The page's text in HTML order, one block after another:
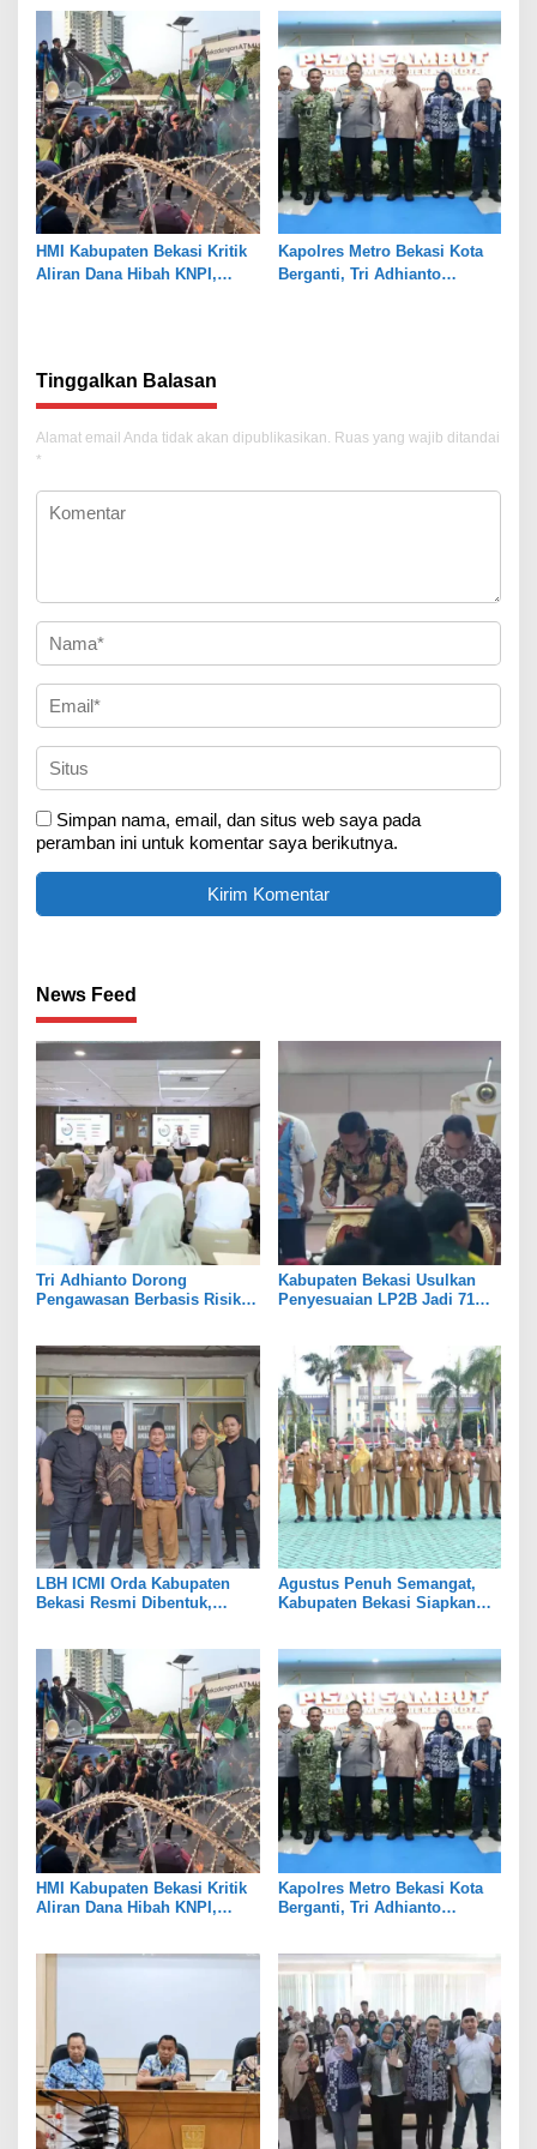
Pendampingan Hukum
Hari Besar
HMI Kabupaten Bekasi Kritik
Aliran Dana Hibah KNPI,
Kapolres Metro Bekasi Kota
Berganti, Tri Adhianto
Tinggalkan Balasan
Alamat email Anda tidak akan dipublikasikan. Ruas yang wajib ditandai
*
Simpan nama, email, dan situs web saya pada
peramban ini untuk komentar saya berikutnya.
News Feed
Tri Adhianto Dorong
Pengawasan Berbasis Risiko,
Kabupaten Bekasi Usulkan
Penyesuaian LP2B Jadi 71
LBH ICMI Orda Kabupaten
Bekasi Resmi Dibentuk,
Agustus Penuh Semangat,
Kabupaten Bekasi Siapkan
HMI Kabupaten Bekasi Kritik
Aliran Dana Hibah KNPI,
Kapolres Metro Bekasi Kota
Berganti, Tri Adhianto